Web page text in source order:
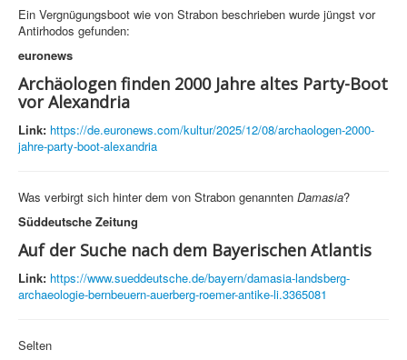
Ein Vergnügungsboot wie von Strabon beschrieben wurde jüngst vor
Antirhodos gefunden:
euronews
Archäologen finden 2000 Jahre altes Party-Boot
vor Alexandria
Link: https://de.euronews.com/kultur/2025/12/08/archaologen-2000-
jahre-party-boot-alexandria
Was verbirgt sich hinter dem von Strabon genannten Damasia?
Süddeutsche Zeitung
Auf der Suche nach dem Bayerischen Atlantis
Link: https://www.sueddeutsche.de/bayern/damasia-landsberg-
archaeologie-bernbeuern-auerberg-roemer-antike-li.3365081
Selten